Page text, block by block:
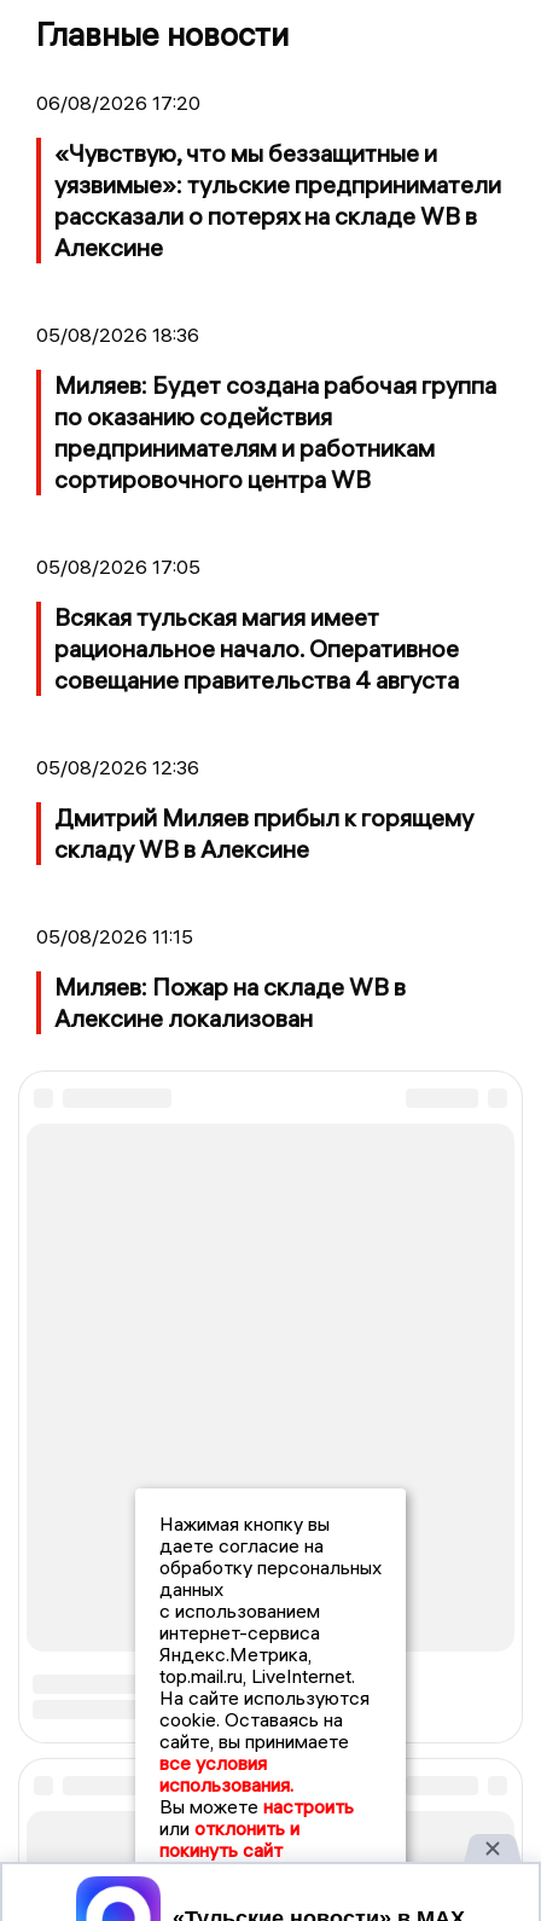
Главные новости
06/08/2026 17:20
«Чувствую, что мы беззащитные и
уязвимые»: тульские предприниматели
рассказали о потерях на складе WB в
Алексине
05/08/2026 18:36
Миляев: Будет создана рабочая группа
по оказанию содействия
предпринимателям и работникам
сортировочного центра WB
05/08/2026 17:05
Всякая тульская магия имеет
рациональное начало. Оперативное
совещание правительства 4 августа
05/08/2026 12:36
Дмитрий Миляев прибыл к горящему
складу WB в Алексине
05/08/2026 11:15
Миляев: Пожар на складе WB в
Алексине локализован
Нажимая кнопку вы
даете согласие на
обработку персональных
данных
с использованием
интернет-сервиса
Яндекс.Метрика,
top.mail.ru, LiveInternet.
На сайте используются
cookie. Оставаясь на
сайте, вы принимаете
все условия
использования.
Вы можете настроить
или отклонить и
покинуть сайт
Принять